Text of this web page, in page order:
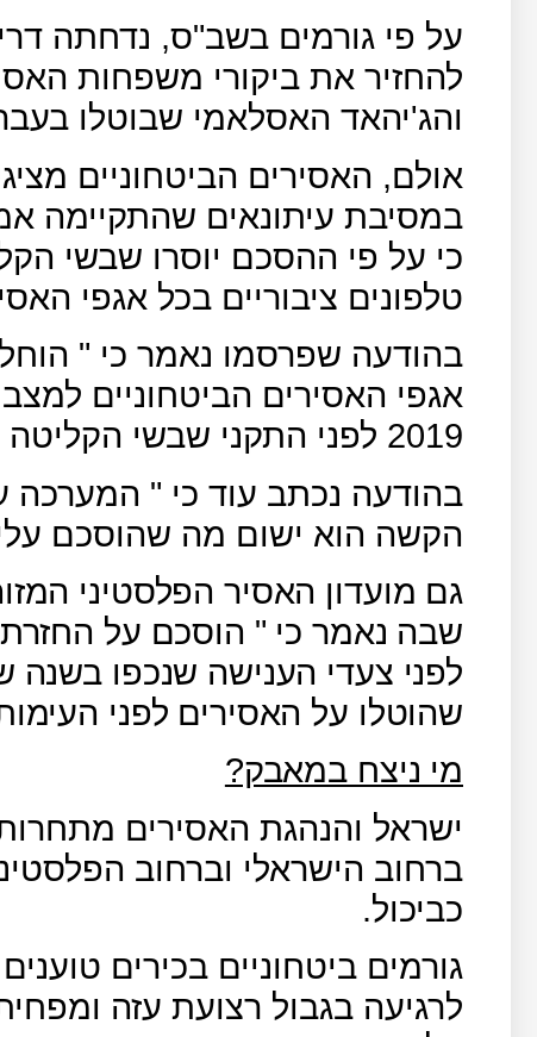
על פי גורמים בשב"ס, נדחתה
להחזיר את ביקורי משפחות
והג'יהאד האסלאמי שבוטלו
אולם, האסירים הביטחוניים
במסיבת עיתונאים שהתקיימה
כי על פי ההסכם יוסרו שבשי
טלפונים ציבוריים בכל אגפי
בהודעה שפרסמו נאמר כי "
2019 לפני התקני שבשי הקליטה הסלולארית".
בהודעה נכתב עוד כי " המערכה
הקשה הוא ישום מה שהוסכם
גם מועדון האסיר הפלסטיני
שבה נאמר כי " הוסכם על
לפני צעדי הענישה שנכפו
שהוטלו על האסירים לפני
מי ניצח במאבק?
ישראל והנהגת האסירים
ברחוב הישראלי וברחוב
כביכול.
גורמים ביטחוניים בכירים
לרגיעה בגבול רצועת עזה